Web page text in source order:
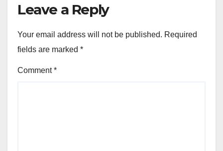
Leave a Reply
Your email address will not be published. Required
fields are marked *
Comment*